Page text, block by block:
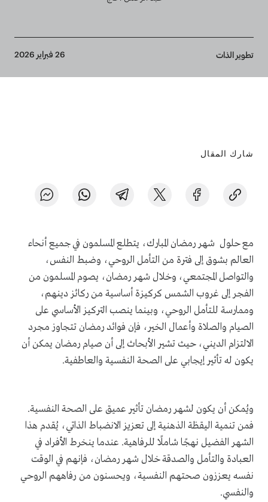
Breadcrumb
تطوير الذات 26 فبراير 2026
شارك المقال
مع حلول شهر رمضان المبارك، يتطلع المسلمون في جميع أنحاء
العالم بشوق إلى فترة من التأمل الروحي، وضبط النفس،
والتواصل المجتمعي، وخلال شهر رمضان، يصوم المسلمون من
الفجر إلى غروب الشمس كركيزة أساسية من ركائز دينهم،
وممارسة للتأمل الروحي، وبينما ينصب التركيز الأساسي على
الصيام والصلاة وأعمال الخير، فإن فوائد رمضان تتجاوز مجرد
الالتزام الديني، حيث تشير الأبحاث إلى أن صيام رمضان يمكن أن
يكون له تأثير إيجابي على الصحة النفسية والعاطفية.
ويُمكن أن يكون لشهر رمضان تأثير عميق على الصحة النفسية.
فمن تنمية اليقظة الذهنية إلى تعزيز الانضباط الذاتي، يُقدم هذا
الشهر الفضيل نهجًا شاملًا للرفاهية. عندما ينخرط الأفراد في
العبادة والتأمل والصدقة خلال شهر رمضان، فإنهم في الوقت
نفسه يعززون صحتهم النفسية، ويحسنون من رفاههم الروحي
والنفسي.